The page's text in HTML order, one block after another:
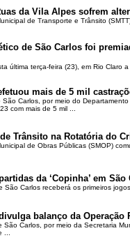
da Vila Alpes sofrem
de Transporte e Trânsito
de São Carlos foi
última terça-feira (23), em Rio Claro
mais de 5 mil
São Carlos, por meio do
com mais de 5 mil ...
Trânsito na Rotatória do
de Obras Públicas (SMOP)
da ‘Copinha’ em
São Carlos receberá os primeiros
balanço da Operação
São Carlos, por meio da Secretaria